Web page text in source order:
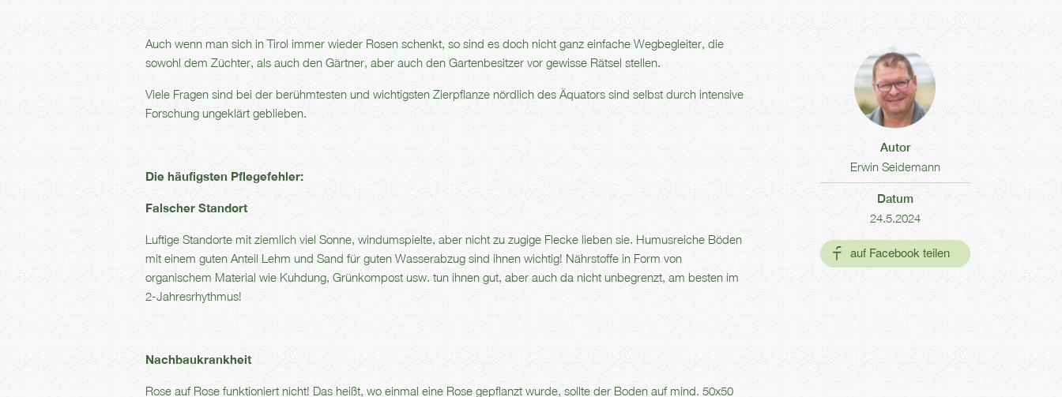
Auch wenn man sich in Tirol immer wieder Rosen schenkt, so sind es doch nicht ganz einfache Wegbegleiter, die
sowohl dem Züchter, als auch den Gärtner, aber auch den Gartenbesitzer vor gewisse Rätsel stellen.
Viele Fragen sind bei der berühmtesten und wichtigsten Zierpflanze nördlich des Äquators sind selbst durch intensive
Forschung ungeklärt geblieben.
Die häufigsten Pflegefehler:
Falscher Standort
Luftige Standorte mit ziemlich viel Sonne, windumspielte, aber nicht zu zugige Flecke lieben sie. Humusreiche Böden
mit einem guten Anteil Lehm und Sand für guten Wasserabzug sind ihnen wichtig! Nährstoffe in Form von
organischem Material wie Kuhdung, Grünkompost usw. tun ihnen gut, aber auch da nicht unbegrenzt, am besten im
2-Jahresrhythmus!
Nachbaukrankheit
Rose auf Rose funktioniert nicht! Das heißt, wo einmal eine Rose gepflanzt wurde, sollte der Boden auf mind. 50x50
Autor
Erwin Seidemann
Datum
24.5.2024